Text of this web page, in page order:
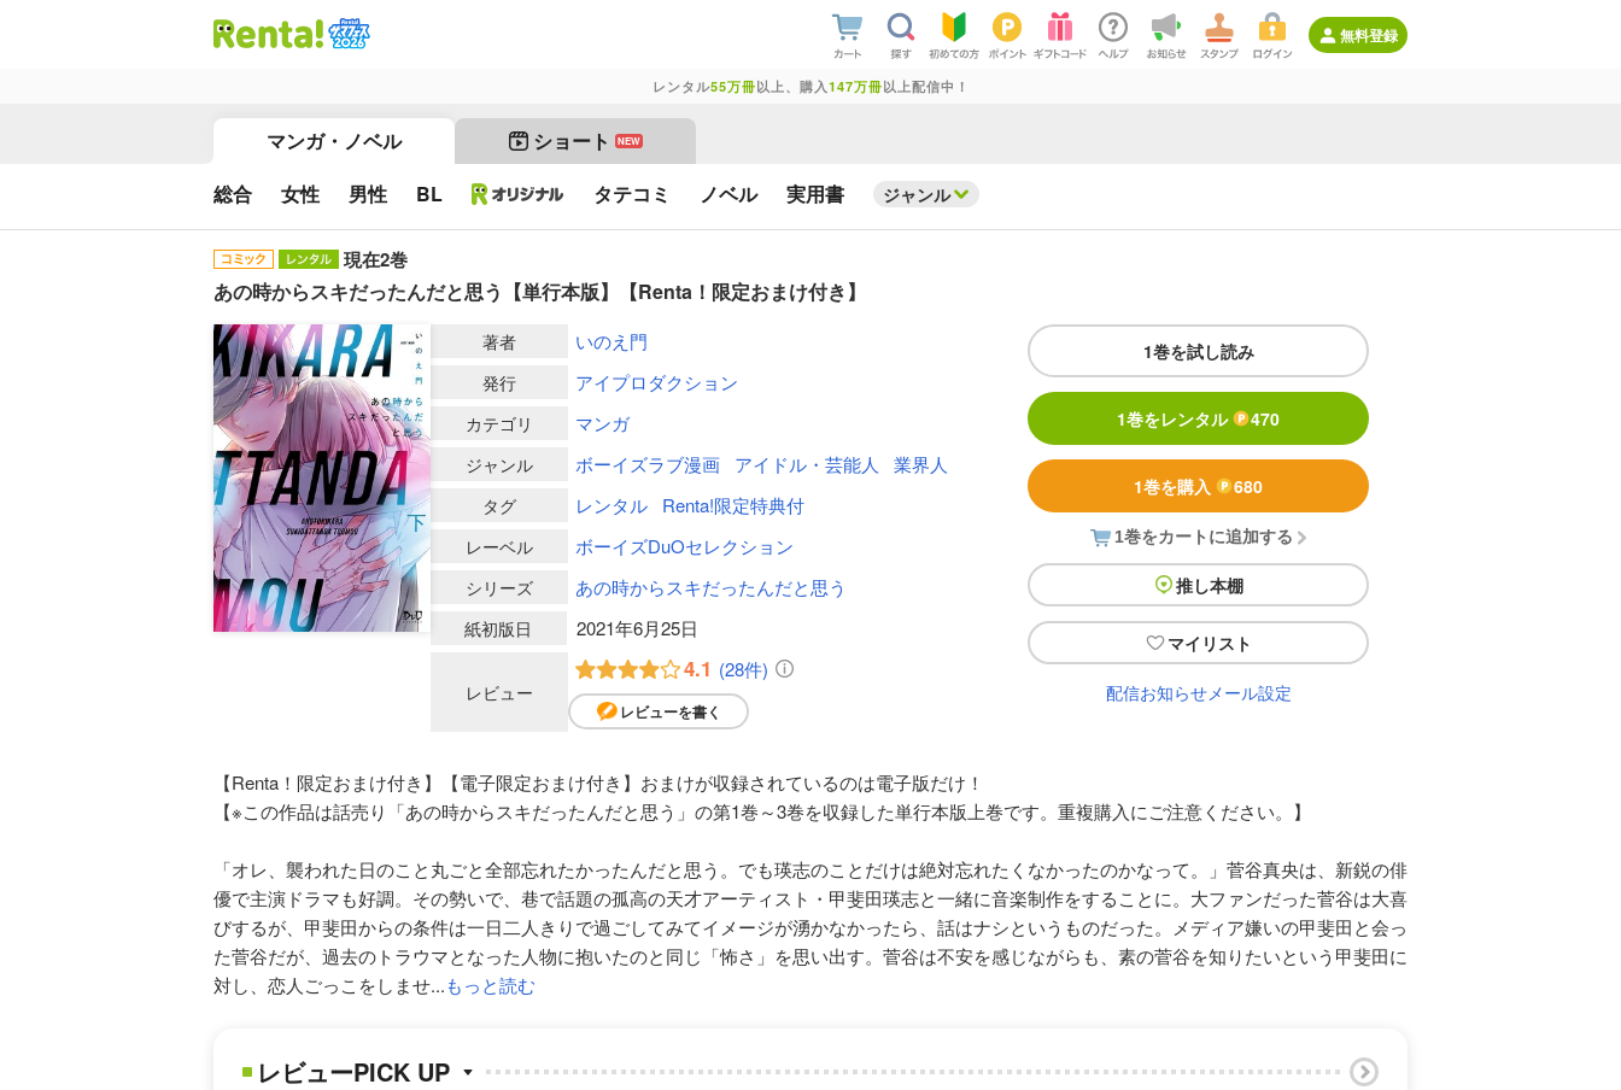
無料登録
レンタル55万冊以上、購入 147万冊以上配信中！
マンガ・ノベル ショート NEW
総合 女性 男性 BL タテコミ ノベル 実用書 ジャンル
現在2巻
あの時からスキだったんだと思う【単行本版】【Renta！限定おまけ付き】
1巻を試し読み
1巻をレンタル 470
1巻を購入 680
1巻をカートに追加する
推し本棚
マイリスト
配信お知らせメール設定
著者 いのえ門
発行 アイプロダクション
カテゴリ マンガ
ジャンル ボーイズラブ漫画 アイドル・芸能人 業界人
タグ レンタル Renta!限定特典付
レーベル ボーイズDuOセレクション
シリーズ あの時からスキだったんだと思う
紙初版日 2021年6月25日
レビュー
4.1 (28件)
レビューを書く
【Renta！限定おまけ付き】【電子限定おまけ付き】おまけが収録されているのは電子版だけ！
【※この作品は話売り「あの時からスキだったんだと思う」の第1巻～3巻を収録した単行本版上巻です。重複購入にご注意ください。】
「オレ、襲われた日のこと丸ごと全部忘れたかったんだと思う。でも瑛志のことだけは絶対忘れたくなかったのかなって。」菅谷真央は、新鋭の俳
優で主演ドラマも好調。その勢いで、巷で話題の孤高の天才アーティスト・甲斐田瑛志と一緒に音楽制作をすることに。大ファンだった菅谷は大喜
びするが、甲斐田からの条件は一日二人きりで過ごしてみてイメージが湧かなかったら、話はナシというものだった。メディア嫌いの甲斐田と会っ
た菅谷だが、過去のトラウマとなった人物に抱いたのと同じ「怖さ」を思い出す。菅谷は不安を感じながらも、素の菅谷を知りたいという甲斐田に
対し、恋人ごっこをしませ...もっと読む
レビューPICK UP